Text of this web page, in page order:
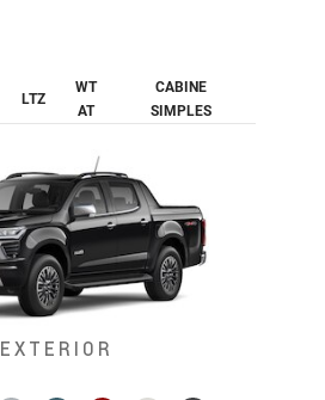
LTZ
WT
AT
CABINE
SIMPLES
EXTERIOR